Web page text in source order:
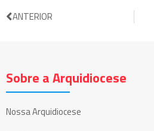
ANTERIOR
Sobre a Arquidiocese
Nossa Arquidiocese